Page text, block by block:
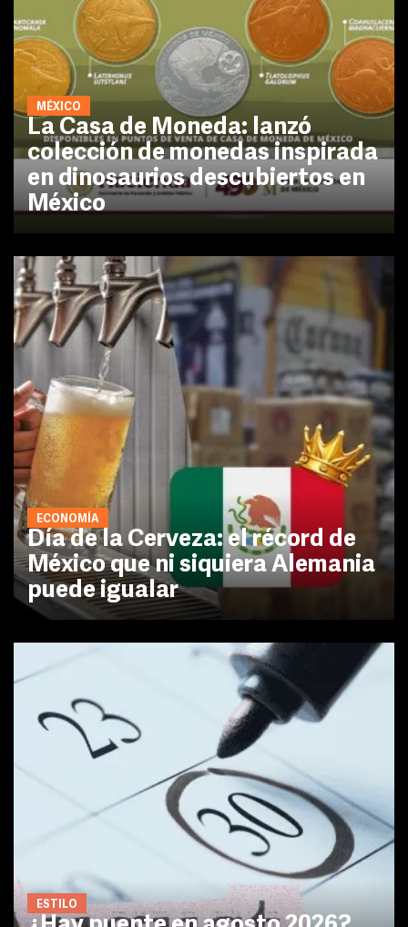
MÉXICO
La Casa de Moneda: lanzó
colección de monedas inspirada
en dinosaurios descubiertos en
México
ECONOMÍA
Día de la Cerveza: el récord de
México que ni siquiera Alemania
puede igualar
ESTILO